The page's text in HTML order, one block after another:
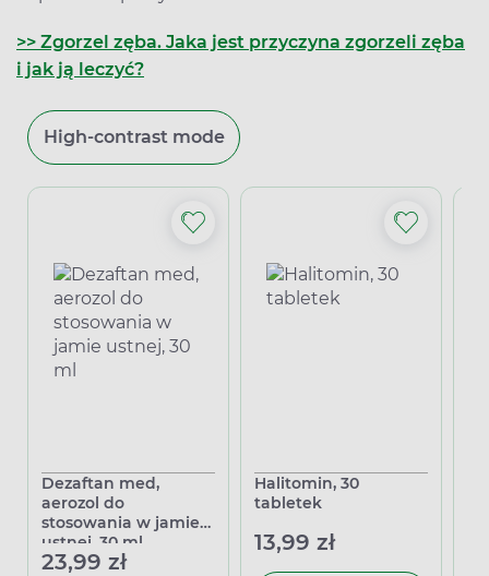
>> Zgorzel zęba. Jaka jest przyczyna zgorzeli zęba
i jak ją leczyć?
High-contrast mode
Dezaftan med,
aerozol do
stosowania w jamie
ustnej, 30 ml
23,99 zł
Halitomin, 30
tabletek
13,99 zł